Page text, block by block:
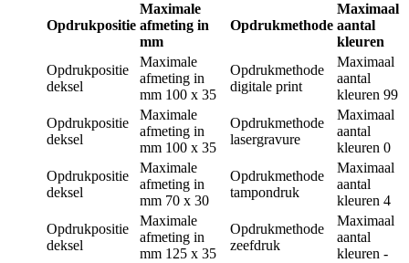
Opdrukpositie
Maximale
afmeting in
mm
Opdrukmethode
Maximaal
aantal
kleuren
Opdrukpositie
deksel
Maximale
afmeting in
mm 100 x 35
Opdrukmethode
digitale print
Maximaal
aantal
kleuren 99
Opdrukpositie
deksel
Maximale
afmeting in
mm 100 x 35
Opdrukmethode
lasergravure
Maximaal
aantal
kleuren 0
Opdrukpositie
deksel
Maximale
afmeting in
mm 70 x 30
Opdrukmethode
tampondruk
Maximaal
aantal
kleuren 4
Opdrukpositie
deksel
Maximale
afmeting in
mm 125 x 35
Opdrukmethode
zeefdruk
Maximaal
aantal
kleuren -